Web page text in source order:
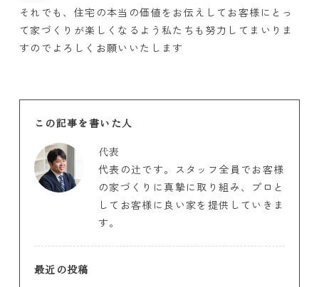
それでも、住宅の本当の価値をお伝えしてお客様にとっ
て家づくりが楽しくなるよう私たちも努力してまいりま
すのでよろしくお願いいたします
この記事を書いた人
代表
代表の辻です。スタッフ全員でお客様
の家づくりに真摯に取り組み、プロと
してお客様に良い家を提供していきま
す。
最近の投稿